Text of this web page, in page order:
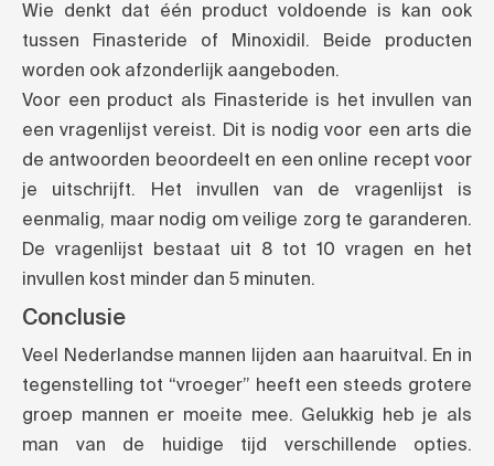
Wie denkt dat één product voldoende is kan ook
tussen Finasteride of Minoxidil. Beide producten
worden ook afzonderlijk aangeboden.
Voor een product als Finasteride is het invullen van
een vragenlijst vereist. Dit is nodig voor een arts die
de antwoorden beoordeelt en een online recept voor
je uitschrijft. Het invullen van de vragenlijst is
eenmalig, maar nodig om veilige zorg te garanderen.
De vragenlijst bestaat uit 8 tot 10 vragen en het
invullen kost minder dan 5 minuten.
Conclusie
Veel Nederlandse mannen lijden aan haaruitval. En in
tegenstelling tot “vroeger” heeft een steeds grotere
groep mannen er moeite mee. Gelukkig heb je als
man van de huidige tijd verschillende opties.